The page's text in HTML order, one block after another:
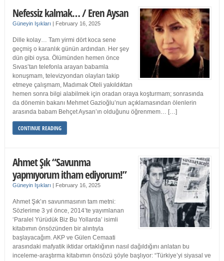
Nefessiz kalmak… / Eren Aysan
Güneyin Işıkları | February 16, 2025
Dille kolay… Tam yirmi dört koca sene
geçmiş o karanlık günün ardından. Her şey
dün gibi oysa. Ölümünden hemen önce
Sıvas’tan telefonla arayan babamla
konuşmam, televizyondan olayları takip
etmeye çalışmam, Madımak Oteli yakıldıktan
hemen sonra bilgi alabilmek için oradan oraya koşturmam; sonrasında
da dönemin bakanı Mehmet Gazioğlu’nun açıklamasından ölenlerin
arasında babam Behçet Aysan’ın olduğunu öğrenmem… […]
CONTINUE READING
Ahmet Şık “Savunma
yapmıyorum itham ediyorum!”
Güneyin Işıkları | February 16, 2025
Ahmet Şık’ın savunmasının tam metni:
Sözlerime 3 yıl önce, 2014’te yayımlanan
‘Paralel Yürüdük Biz Bu Yollarda’ isimli
kitabımın önsözünden bir alıntıyla
başlayacağım. AKP ve Gülen Cemaati
arasındaki mafyatik iktidar ortaklığının nasıl dağıldığını anlatan bu
inceleme-araştırma kitabımın önsözü şöyle başlıyor: “Türkiye’yi siyasal ve